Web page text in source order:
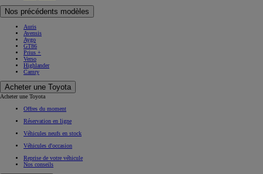
Nos précédents modèles
Auris
Avensis
Aygo
GT86
Prius +
Verso
Highlander
Camry
Acheter une Toyota
Acheter une Toyota
Offres du moment
Réservation en ligne
Véhicules neufs en stock
Véhicules d'occasion
Reprise de votre véhicule
Nos conseils